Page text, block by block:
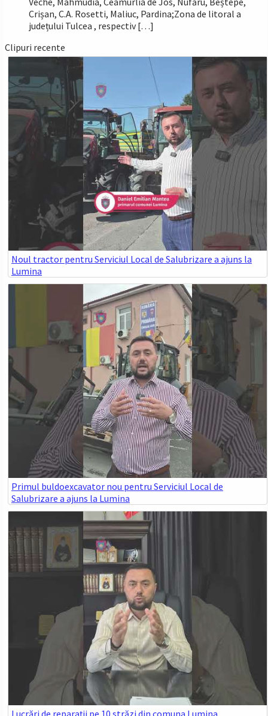
Crișan, C.A. Rosetti, Maliuc, Pardina;Zona de litoral a
județului Tulcea , respectiv […]
Clipuri recente
Noul tractor pentru Serviciul Local de Salubrizare a ajuns la
Lumina
Primul buldoexcavator nou pentru Serviciul Local de
Salubrizare a ajuns la Lumina
Lucrări de reparații pe 10 străzi din comuna Lumina